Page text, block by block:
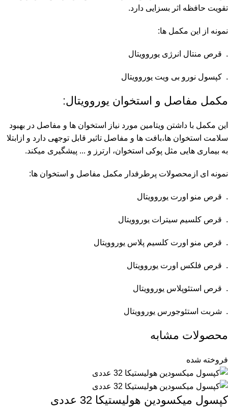
تقویت حافظه اثر بسزایی دارد.
نمونه از این مکمل ها:
. قرص منتال انرژی یوروویتال
. کپسول نورو بی ویت یوروویتال
مکمل مفاصل و استخوان یوروویتال:
این مکمل با داشتن ویتامین مورد نیاز استخوان ها و مفاصل در بهبود
سلامت استخوان ها،بافت ها و مفاصل تاثیر قابل توجهی دارد و ازابتلا
به بیماری هایی مثل پوکی استخوان، ارترز و ... پیشگیری میکند.
نمونه ای ازمحصولات پرطرفدار مکمل مفاصل و استخوان ها:
. قرص منو اورت یوروویتال
. قرص کلسیم سیترات یوروویتال
. قرص منو اورت کلسیم پلاس یوروویتال
. قرص فلکس اورت یوروویتال
. قرص استئوپلاس یوروویتال
. شربت استئوجورس یوروویتال
محصولات مشابه
فروخته شده
کپسول میکسودین هولیستیکا 32 عددی